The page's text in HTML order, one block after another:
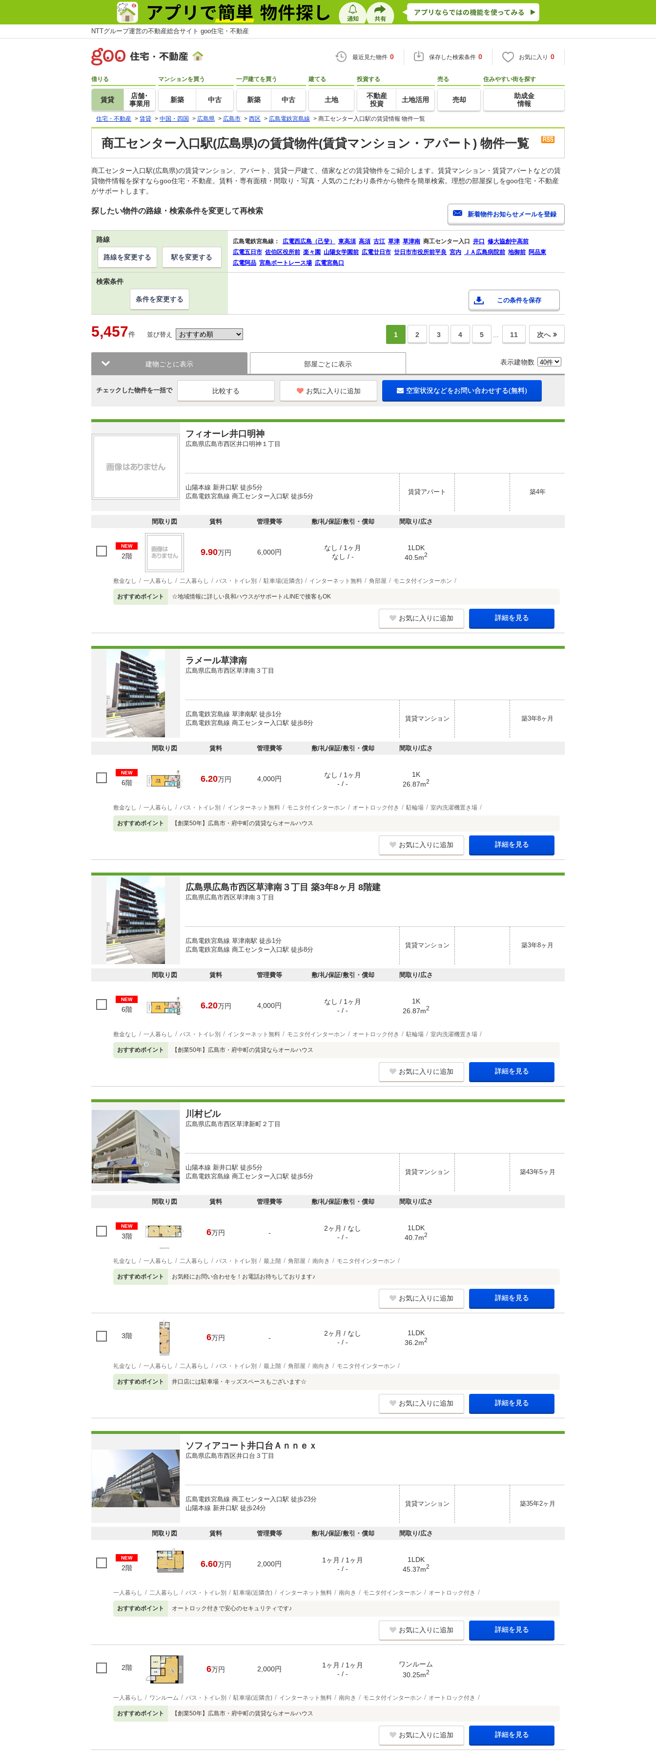
NTTグループ運営の不動産総合サイト goo住宅・不動産
最近見た物件 0 保存した検索条件 0 お気に入り 0
借りる
賃貸
店舗･
事業用
マンションを買う
新築 中古
一戸建てを買う
新築 中古
建てる
土地
投資する
不動産
投資
土地活用
売る
売却
住みやすい街を探す
助成金
情報
住宅・不動産 > 賃貸 > 中国・四国 > 広島県 > 広島市 > 西区 > 広島電鉄宮島線 > 商工センター入口駅の賃貸情報 物件一覧
商工センター入口駅(広島県)の賃貸物件(賃貸マンション・アパート) 物件一覧
商工センター入口駅(広島県)の賃貸マンション、アパート、賃貸一戸建て、借家などの賃貸物件をご紹介します。賃貸マンション・賃貸アパートなどの賃
貸物件情報を探すならgoo住宅・不動産。賃料・専有面積・間取り・写真・人気のこだわり条件から物件を簡単検索。理想の部屋探しをgoo住宅・不動産
がサポートします。
探したい物件の路線・検索条件を変更して再検索
路線 広島電鉄宮島線： 広電西広島（己斐） 東高須 高須 古江 草津 草津南 商工センター入口 井口
修大協創中高前
広電五日市 佐伯区役所前 楽々園 山陽女学園前 広電廿日市 廿日市市役所前平良 宮内 ＪＡ広島病院前 地御前 阿品東
広電阿品 宮島ボートレース場 広電宮島口
路線を変更する 駅を変更する
検索条件
この条件を保存
条件を変更する
5,457件 並び替え 1 2 3 4 5 … 11 次へ
建物ごとに表示 部屋ごとに表示 表示建物数
チェックした物件を一括で お気に入りに追加 空室状況などをお問い合わせする(無料)
フィオーレ井口明神
広島県広島市西区井口明神１丁目
山陽本線 新井口駅 徒歩5分
広島電鉄宮島線 商工センター入口駅 徒歩5分
賃貸アパート 築4年
間取り図 賃料 管理費等 敷/礼/保証/敷引・償却 間取り/広さ
NEW
2階 9.90万円 6,000円
なし / 1ヶ月
なし / -
1LDK
40.5m2
敷金なし 一人暮らし 二人暮らし バス・トイレ別 駐車場(近隣含) インターネット無料 角部屋 モニタ付インターホン
おすすめポイント ☆地域情報に詳しい良和ハウスがサポート♪LINEで接客もOK
お気に入りに追加 詳細を見る
ラメール草津南
広島県広島市西区草津南３丁目
広島電鉄宮島線 草津南駅 徒歩1分
広島電鉄宮島線 商工センター入口駅 徒歩8分
賃貸マンション 築3年8ヶ月
間取り図 賃料 管理費等 敷/礼/保証/敷引・償却 間取り/広さ
NEW
6階 6.20万円 4,000円
なし / 1ヶ月
- / -
1K
26.87m2
敷金なし 一人暮らし バス・トイレ別 インターネット無料 モニタ付インターホン オートロック付き 駐輪場 室内洗濯機置き場
おすすめポイント 【創業50年】広島市・府中町の賃貸ならオールハウス
お気に入りに追加 詳細を見る
広島県広島市西区草津南３丁目 築3年8ヶ月 8階建
広島県広島市西区草津南３丁目
広島電鉄宮島線 草津南駅 徒歩1分
広島電鉄宮島線 商工センター入口駅 徒歩8分
賃貸マンション 築3年8ヶ月
間取り図 賃料 管理費等 敷/礼/保証/敷引・償却 間取り/広さ
NEW
6階 6.20万円 4,000円
なし / 1ヶ月
- / -
1K
26.87m2
敷金なし 一人暮らし バス・トイレ別 インターネット無料 モニタ付インターホン オートロック付き 駐輪場 室内洗濯機置き場
おすすめポイント 【創業50年】広島市・府中町の賃貸ならオールハウス
お気に入りに追加 詳細を見る
川村ビル
広島県広島市西区草津新町２丁目
山陽本線 新井口駅 徒歩5分
広島電鉄宮島線 商工センター入口駅 徒歩5分
賃貸マンション 築43年5ヶ月
間取り図 賃料 管理費等 敷/礼/保証/敷引・償却 間取り/広さ
NEW
3階 6万円 -
2ヶ月 / なし
- / -
1LDK
40.7m2
礼金なし 一人暮らし 二人暮らし バス・トイレ別 最上階 角部屋 南向き モニタ付インターホン
おすすめポイント お気軽にお問い合わせを！お電話お待ちしております♪
お気に入りに追加 詳細を見る
3階 6万円 -
2ヶ月 / なし
- / -
1LDK
36.2m2
礼金なし 一人暮らし 二人暮らし バス・トイレ別 最上階 角部屋 南向き モニタ付インターホン
おすすめポイント 井口店には駐車場・キッズスペースもございます☆
お気に入りに追加 詳細を見る
ソフィアコート井口台Ａｎｎｅｘ
広島県広島市西区井口台３丁目
広島電鉄宮島線 商工センター入口駅 徒歩23分
山陽本線 新井口駅 徒歩24分
賃貸マンション 築35年2ヶ月
間取り図 賃料 管理費等 敷/礼/保証/敷引・償却 間取り/広さ
NEW
2階 6.60万円 2,000円
1ヶ月 / 1ヶ月
- / -
1LDK
45.37m2
一人暮らし 二人暮らし バス・トイレ別 駐車場(近隣含) インターネット無料 南向き モニタ付インターホン オートロック付き
おすすめポイント オートロック付きで安心のセキュリティです♪
お気に入りに追加 詳細を見る
2階 6万円 2,000円
1ヶ月 / 1ヶ月
- / -
ワンルーム
30.25m2
一人暮らし ワンルーム バス・トイレ別 駐車場(近隣含) インターネット無料 南向き モニタ付インターホン オートロック付き
おすすめポイント 【創業50年】広島市・府中町の賃貸ならオールハウス
お気に入りに追加 詳細を見る